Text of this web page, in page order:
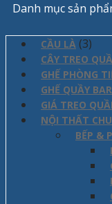
Danh mục sản
CẦU LÀ (3)
CÂY TREO
GHẾ PHÒNG
GHẾ QUẦY BAR
GIÁ TREO
NỘI THẤT
BẾP &